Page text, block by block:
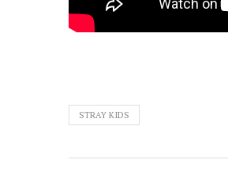
STRAY KIDS